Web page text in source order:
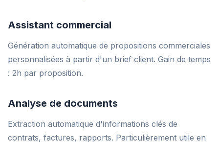
Assistant commercial
Génération automatique de propositions commerciales
personnalisées à partir d'un brief client. Gain de temps
: 2h par proposition.
Analyse de documents
Extraction automatique d'informations clés de
contrats, factures, rapports. Particulièrement utile en